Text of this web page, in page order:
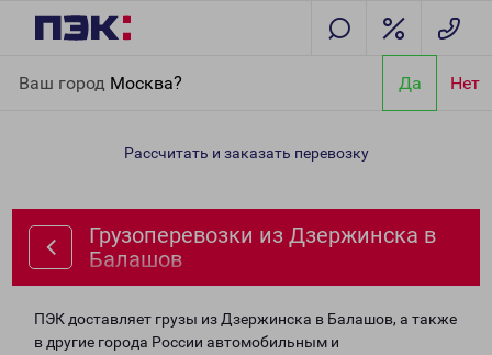
Ваш город Москва? Да Нет
Балашов
Рассчитать и заказать перевозку
Грузоперевозки из Дзержинска в
Балашов
ПЭК доставляет грузы из Дзержинска в Балашов, а также
в другие города России автомобильным и